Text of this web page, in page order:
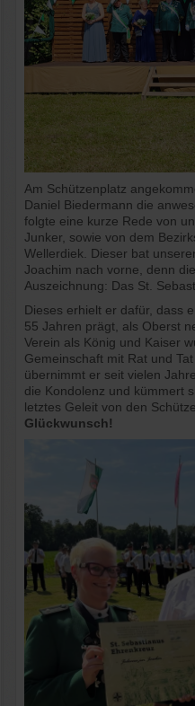
Am Schützenplatz
Daniel Biedermann die
folgte eine kurze Rede von
Junker, sowie von dem
Wellerdiek. Dieser bat
Joachim nach vorne, denn
Auszeichnung: Das St.
Dieses erhielt er dafür, dass
55 Jahren prägt, als Oberst
Verein als König und Kaiser
Gemeinschaft mit Rat und
übernimmt er seit vielen
die Kondolenz und kümmert
letztes Geleit von den
Glückwunsch!